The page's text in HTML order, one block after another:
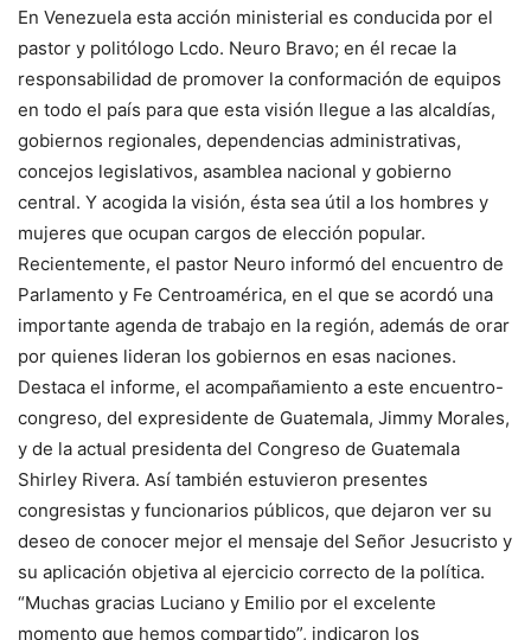
En Venezuela esta acción ministerial es conducida por el
pastor y politólogo Lcdo. Neuro Bravo; en él recae la
responsabilidad de promover la conformación de equipos
en todo el país para que esta visión llegue a las alcaldías,
gobiernos regionales, dependencias administrativas,
concejos legislativos, asamblea nacional y gobierno
central. Y acogida la visión, ésta sea útil a los hombres y
mujeres que ocupan cargos de elección popular.
Recientemente, el pastor Neuro informó del encuentro de
Parlamento y Fe Centroamérica, en el que se acordó una
importante agenda de trabajo en la región, además de orar
por quienes lideran los gobiernos en esas naciones.
Destaca el informe, el acompañamiento a este encuentro-
congreso, del expresidente de Guatemala, Jimmy Morales,
y de la actual presidenta del Congreso de Guatemala
Shirley Rivera. Así también estuvieron presentes
congresistas y funcionarios públicos, que dejaron ver su
deseo de conocer mejor el mensaje del Señor Jesucristo y
su aplicación objetiva al ejercicio correcto de la política.
“Muchas gracias Luciano y Emilio por el excelente
momento que hemos compartido”, indicaron los